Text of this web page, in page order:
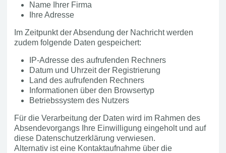
Name Ihrer Firma
Ihre Adresse
Im Zeitpunkt der Absendung der Nachricht werden
zudem folgende Daten gespeichert:
IP-Adresse des aufrufenden Rechners
Datum und Uhrzeit der Registrierung
Land des aufrufenden Rechners
Informationen über den Browsertyp
Betriebssystem des Nutzers
Für die Verarbeitung der Daten wird im Rahmen des
Absendevorgangs Ihre Einwilligung eingeholt und auf
diese Datenschutzerklärung verwiesen.
Alternativ ist eine Kontaktaufnahme über die